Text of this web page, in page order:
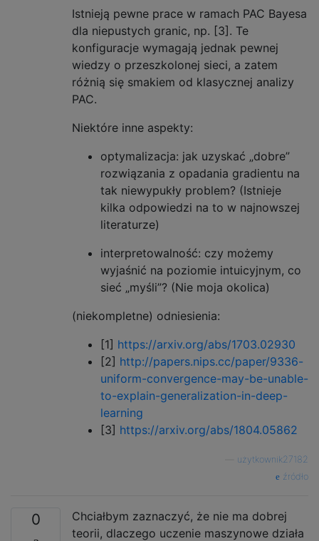
Istnieją pewne prace w ramach PAC Bayesa
dla niepustych granic, np. [3]. Te
konfiguracje wymagają jednak pewnej
wiedzy o przeszkolonej sieci, a zatem
różnią się smakiem od klasycznej analizy
PAC.
Niektóre inne aspekty:
optymalizacja: jak uzyskać „dobre”
rozwiązania z opadania gradientu na
tak niewypukły problem? (Istnieje
kilka odpowiedzi na to w najnowszej
literaturze)
interpretowalność: czy możemy
wyjaśnić na poziomie intuicyjnym, co
sieć „myśli”? (Nie moja okolica)
(niekompletne) odniesienia:
[1] https://arxiv.org/abs/1703.02930
[2] http://papers.nips.cc/paper/9336-
uniform-convergence-may-be-unable-
to-explain-generalization-in-deep-
learning
[3] https://arxiv.org/abs/1804.05862
użytkownik27182
źródło
0
Chciałbym zaznaczyć, że nie ma dobrej
teorii, dlaczego uczenie maszynowe działa